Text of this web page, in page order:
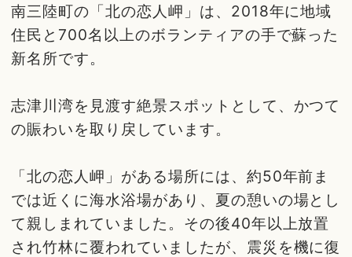
南三陸町の「北の恋人岬」は、2018年に地域
住民と700名以上のボランティアの手で蘇った
新名所です。
志津川湾を見渡す絶景スポットとして、かつて
の賑わいを取り戻しています。
「北の恋人岬」がある場所には、約50年前ま
では近くに海水浴場があり、夏の憩いの場とし
て親しまれていました。その後40年以上放置
され竹林に覆われていましたが、震災を機に復